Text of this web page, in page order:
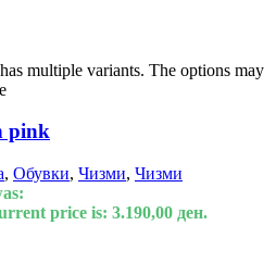
multiple variants. The options may
pink
, Обувки, Чизми, Чизми
price is: 3.190,00 ден.